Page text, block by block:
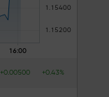
+0.00500 +0.43%